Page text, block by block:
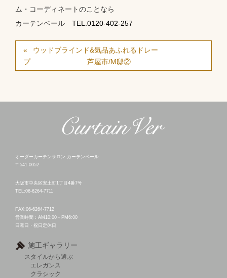
ム・コーディネートのことなら
カーテンベール TEL.0120-402-257
ウッドブラインド&気品あふれるドレー
プ 芦屋市/M邸②
オーダーカーテンサロン カーテンベール
〒541-0052
大阪市中央区安土町1丁目4番7号
TEL:06-6264-7711
FAX:06-6264-7712
営業時間：AM10:00～PM6:00
日曜日・祝日定休日
施工ギャラリー
スタイルから選ぶ
エレガンス
クラシック